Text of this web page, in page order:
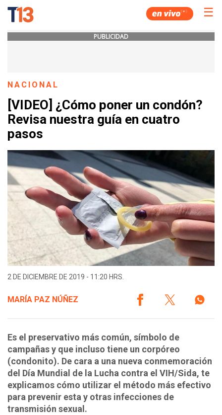
☰
PUBLICIDAD
NACIONAL
[VIDEO] ¿Cómo poner un condón?
Revisa nuestra guía en cuatro
pasos
2 DE DICIEMBRE DE 2019 - 11:20 HRS.
MARÍA PAZ NÚÑEZ
Es el preservativo más común, símbolo de
campañas y que incluso tiene un corpóreo
(condonito). De cara a una nueva conmemoración
del Día Mundial de la Lucha contra el VIH/Sida, te
explicamos cómo utilizar el método más efectivo
para prevenir esta y otras infecciones de
transmisión sexual.